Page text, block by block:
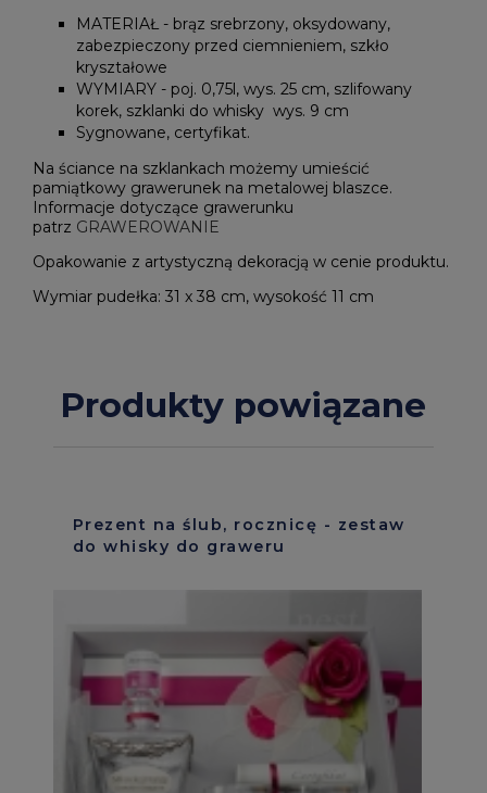
MATERIAŁ - brąz srebrzony, oksydowany,
zabezpieczony przed ciemnieniem, szkło
kryształowe
WYMIARY - poj. 0,75l, wys. 25 cm, szlifowany
korek, szklanki do whisky wys. 9 cm
Sygnowane, certyfikat.
Na ściance na szklankach możemy umieścić
pamiątkowy grawerunek na metalowej blaszce.
Informacje dotyczące grawerunku
patrz GRAWEROWANIE
Opakowanie z artystyczną dekoracją w cenie produktu.
Wymiar pudełka: 31 x 38 cm, wysokość 11 cm
Produkty powiązane
Prezent na ślub, rocznicę - zestaw
do whisky do graweru